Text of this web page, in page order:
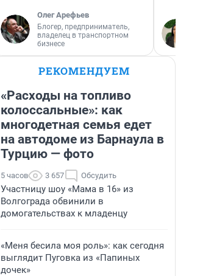
Олег Арефьев
Блогер, предприниматель,
владелец в транспортном
бизнесе
РЕКОМЕНДУЕМ
«Расходы на топливо
колоссальные»: как
многодетная семья едет
на автодоме из Барнаула в
Турцию — фото
5 часов 3 657 Обсудить
Участницу шоу «Мама в 16» из
Волгограда обвинили в
домогательствах к младенцу
«Меня бесила моя роль»: как сегодня
выглядит Пуговка из «Папиных
дочек»